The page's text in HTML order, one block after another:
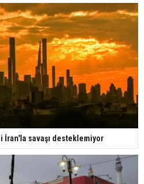
savaşı desteklemiyor